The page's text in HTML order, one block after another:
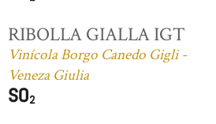
RIBOLLA GIALLA IGT
Vinícola Borgo Canedo Gigli -
Veneza Giulia